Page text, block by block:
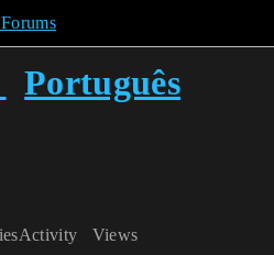
Português
Views
Activity